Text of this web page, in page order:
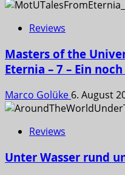
Reviews
Masters of the
Eternia – 7 – Ein
Marco Golüke 6. August
Reviews
Unter Wasser rund